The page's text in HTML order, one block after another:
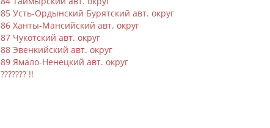
85 Усть-Ордынский Бурятский авт. округ
86 Ханты-Мансийский авт. округ
87 Чукотский авт. округ
88 Эвенкийский авт. округ
89 Ямало-Ненецкий авт. округ
??????? !!